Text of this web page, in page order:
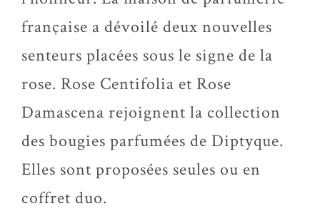
française a dévoilé deux nouvelles
senteurs placées sous le signe de la
rose. Rose Centifolia et Rose
Damascena rejoignent la collection
des bougies parfumées de Diptyque.
Elles sont proposées seules ou en
coffret duo.